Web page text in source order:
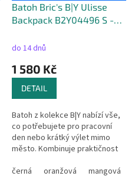
Batoh Bric's B|Y Ulisse
Backpack B2Y04496 S -
do 14 dnů
1 580 Kč
DETAIL
Batoh z kolekce B|Y nabízí vše,
co potřebujete pro pracovní
den nebo krátký výlet mimo
město. Kombinuje praktičnost
mimořádně lehký a odolný,
černá oranžová mangová